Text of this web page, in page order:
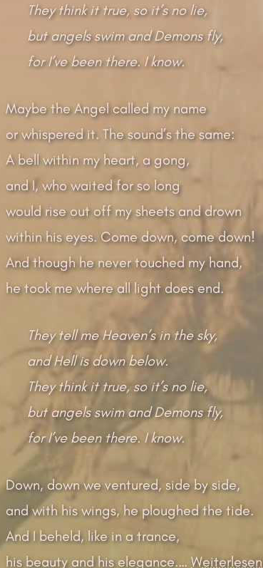
They think it true, so it’s no lie,
but angels swim and Demons fly,
for I’ve been there. I know.
Maybe the Angel called my name
or whispered it. The sound’s the same:
A bell within my heart, a gong,
and I, who waited for so long
would rise out off my sheets and drown
within his eyes. Come down, come down!
And though he never touched my hand,
he took me where all light does end.
They tell me Heaven’s in the sky,
and Hell is down below.
They think it true, so it’s no lie,
but angels swim and Demons fly,
for I’ve been there. I know.
Down, down we ventured, side by side,
and with his wings, he ploughed the tide.
And I beheld, like in a trance,
his beauty and his elegance.… Weiterlesen